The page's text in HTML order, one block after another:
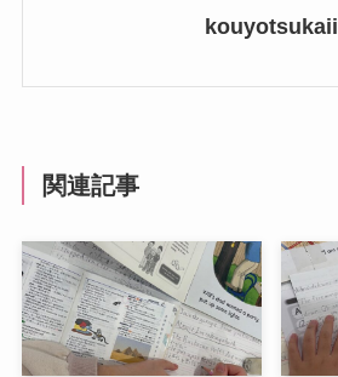
kouyotsukaii
関連記事